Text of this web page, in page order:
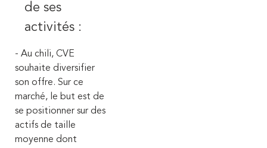
de ses
activités :
- Au chili, CVE
souhaite diversifier
son offre. Sur ce
marché, le but est de
se positionner sur des
actifs de taille
moyenne dont